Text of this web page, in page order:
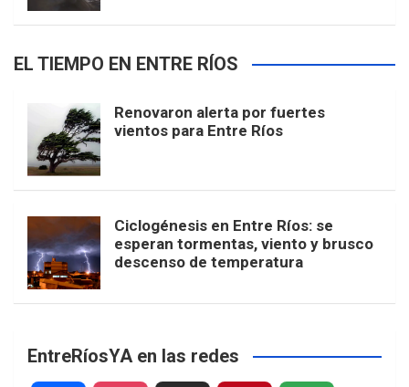
EL TIEMPO EN ENTRE RÍOS
Renovaron alerta por fuertes
vientos para Entre Ríos
Ciclogénesis en Entre Ríos: se
esperan tormentas, viento y brusco
descenso de temperatura
EntreRíosYA en las redes